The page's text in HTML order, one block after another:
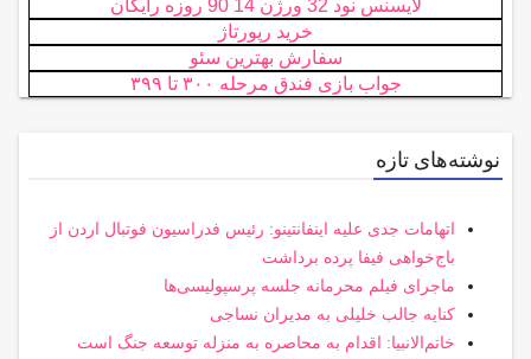
لایسنس نود 32 ورژن 14 90 روزه رایگان
خرید رپورتاژ
سفارش بهترین سئو
جواب بازی فندق مرحله ۳۰۰ تا ۳۹۹
نوشته‌های تازه
اتهامات جدی علیه اینفانتینو: رئیس فدراسیون فوتبال اردن از
باج‌خواهی فیفا پرده برداشت
ماجرای فیلم محرمانه جلسه پرسپولیسی‌ها
کنایه جالب خلیلی به مدیران نساجی
خاتم‌الانبیا: اقدام به محاصره به منزله توسعه جنگ است